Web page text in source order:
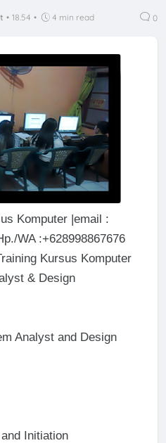
• 18.54 • 4 min read 0
Komputer |email :
WA :+628998867676
Kursus Komputer
& Design
Analyst and Design
Initiation